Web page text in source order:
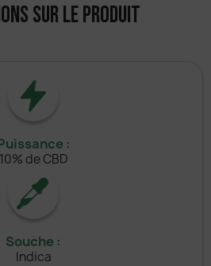
sur le produit
:
10% de CBD
Souche :
Indica